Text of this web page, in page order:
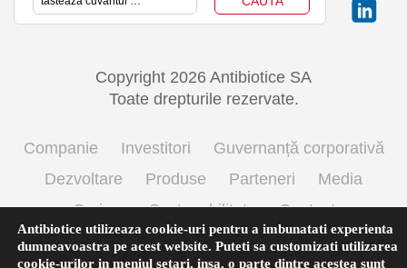
Copyright 2026 Antibiotice SA
Toate drepturile rezervate.
Companie Investitori
Guvernanță corporativă
Dezvoltare
Produse Parteneri
Media
Cariere
Sustenabilitate
Contact
Termeni si conditii de utilizare
Politica cookie
Antibiotice utilizeaza cookie-uri pentru a imbunatati experienta
dumneavoastra pe acest website. Puteti sa customizati utilizarea
cookie-urilor in meniul setari, insa, o parte dintre acestea sunt